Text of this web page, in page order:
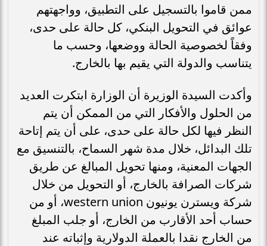
ممن قاموا بالتسجيل على التطبيق، وواجهتهم
عوائق في التحويل البنكي، كل حالة على حدى،
وفقاً لخصوصية الحالة ووضعها، وحسب ما
يتناسب والدولة التي يقيم بها بالخارج.
وأكدت السيدة الوزيرة أن الوزارة ابتكرت العديد
من الحلول والأفكار التي من الممكن أن يتم
النظر فيها لكل حالة على حدى، على أن يتم إتاحة
تلك البدائل، خلال مدة شهر السماح، بالتنسيق مع
الجهات المعنية، ومنها تحويل المبالغ عن طريق
شركات الصرافة بالخارج، أو التحويل من خلال
شركة ويسترن يونيون western union، أو من
حساب أحد الأقارب من الخارج، أو جلب المبلغ
من الخارج نقدا بالعملة الدولارية وإثباته عند